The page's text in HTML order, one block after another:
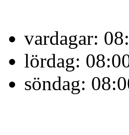
vardagar:
lördag:
söndag: